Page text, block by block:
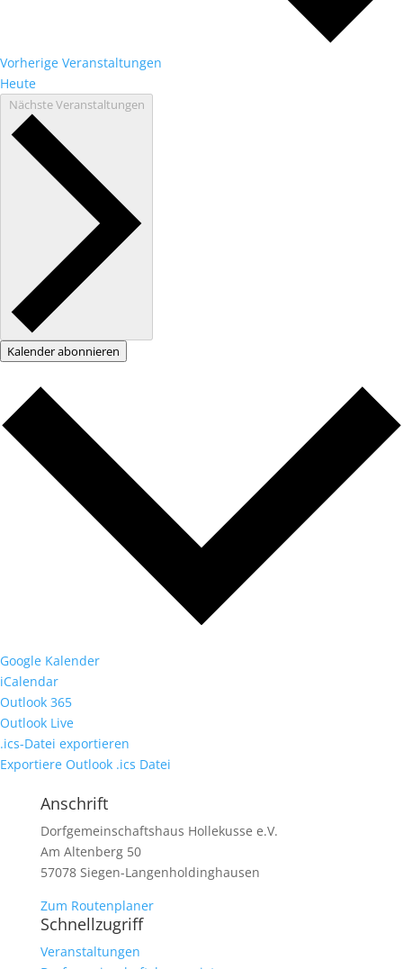
Vorherige Veranstaltungen
Heute
NächsteVeranstaltungen
Kalender abonnieren
Google Kalender
iCalendar
Outlook 365
Outlook Live
.ics-Datei exportieren
Exportiere Outlook .ics Datei
Anschrift
Dorfgemeinschaftshaus Hollekusse e.V.
Am Altenberg 50
57078 Siegen-Langenholdinghausen
Zum Routenplaner
Schnellzugriff
Veranstaltungen